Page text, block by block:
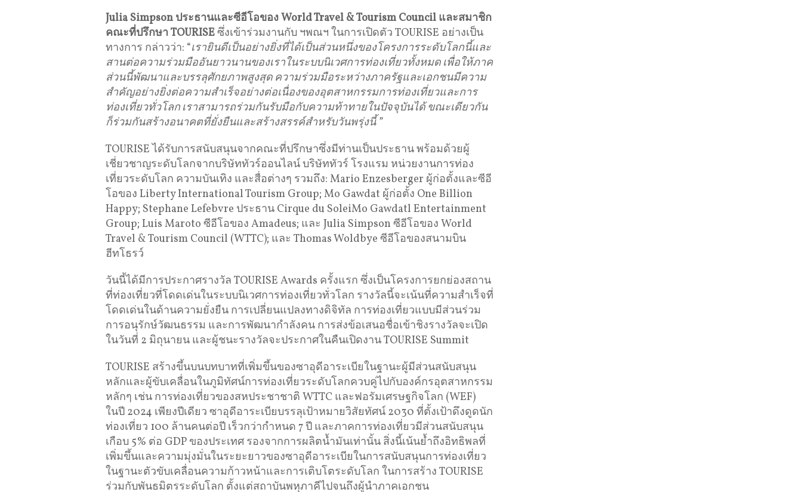
Julia Simpson ประธานและซีอีโอของ World Travel & Tourism Council และสมาชิก
คณะที่ปรึกษา TOURISEซึ่งเข้าร่วมงานกับ ฯพณฯ ในการเปิดตัว TOURISE อย่างเป็น
ทางการ กล่าวว่า: “เรายินดีเป็นอย่างยิ่งที่ได้เป็นส่วนหนึ่งของโครงการระดับโลกนี้และ
สานต่อความร่วมมืออันยาวนานของเราในระบบนิเวศการท่องเที่ยวทั้งหมด เพื่อให้ภาค
ส่วนนี้พัฒนาและบรรลุศักยภาพสูงสุด ความร่วมมือระหว่างภาครัฐและเอกชนมีความ
สำคัญอย่างยิ่งต่อความสำเร็จอย่างต่อเนื่องของอุตสาหกรรมการท่องเที่ยวและการ
ท่องเที่ยวทั่วโลก เราสามารถร่วมกันรับมือกับความท้าทายในปัจจุบันได้ ขณะเดียวกัน
ก็ร่วมกันสร้างอนาคตที่ยั่งยืนและสร้างสรรค์สำหรับวันพรุ่งนี้ ”
TOURISE ได้รับการสนับสนุนจากคณะที่ปรึกษาซึ่งมีท่านเป็นประธาน พร้อมด้วยผู้
เชี่ยวชาญระดับโลกจากบริษัททัวร์ออนไลน์ บริษัททัวร์ โรงแรม หน่วยงานการท่อง
เที่ยวระดับโลก ความบันเทิง และสื่อต่างๆ รวมถึง: Mario Enzesberger ผู้ก่อตั้งและซีอี
โอของ Liberty International Tourism Group; Mo Gawdat ผู้ก่อตั้ง One Billion
Happy; Stephane Lefebvre ประธาน Cirque du SoleiMo Gawdatl Entertainment
Group; Luis Maroto ซีอีโอของ Amadeus; และ Julia Simpson ซีอีโอของ World
Travel & Tourism Council (WTTC); และ Thomas Woldbye ซีอีโอของสนามบิน
ฮีทโธรว์
วันนี้ได้มีการประกาศรางวัล TOURISE Awards ครั้งแรก ซึ่งเป็นโครงการยกย่องสถาน
ที่ท่องเที่ยวที่โดดเด่นในระบบนิเวศการท่องเที่ยวทั่วโลก รางวัลนี้จะเน้นที่ความสำเร็จที่
โดดเด่นในด้านความยั่งยืน การเปลี่ยนแปลงทางดิจิทัล การท่องเที่ยวแบบมีส่วนร่วม
การอนุรักษ์วัฒนธรรม และการพัฒนากำลังคน การส่งข้อเสนอชื่อเข้าชิงรางวัลจะเปิด
ในวันที่ 2 มิถุนายน และผู้ชนะรางวัลจะประกาศในคืนเปิดงาน TOURISE Summit
TOURISE สร้างขึ้นบนบทบาทที่เพิ่มขึ้นของซาอุดีอาระเบียในฐานะผู้มีส่วนสนับสนุน
หลักและผู้ขับเคลื่อนในภูมิทัศน์การท่องเที่ยวระดับโลกควบคู่ไปกับองค์กรอุตสาหกรรม
หลักๆ เช่น การท่องเที่ยวของสหประชาชาติ WTTC และฟอรัมเศรษฐกิจโลก (WEF)
ในปี 2024 เพียงปีเดียว ซาอุดีอาระเบียบรรลุเป้าหมายวิสัยทัศน์ 2030 ที่ตั้งเป้าดึงดูดนัก
ท่องเที่ยว 100 ล้านคนต่อปี เร็วกว่ากำหนด 7 ปี และภาคการท่องเที่ยวมีส่วนสนับสนุน
เกือบ 5% ต่อ GDP ของประเทศ รองจากการผลิตน้ำมันเท่านั้น สิ่งนี้เน้นย้ำถึงอิทธิพลที่
เพิ่มขึ้นและความมุ่งมั่นในระยะยาวของซาอุดีอาระเบียในการสนับสนุนการท่องเที่ยว
ในฐานะตัวขับเคลื่อนความก้าวหน้าและการเติบโตระดับโลก ในการสร้าง TOURISE
ร่วมกับพันธมิตรระดับโลก ตั้งแต่สถาบันพหุภาคีไปจนถึงผู้นำภาคเอกชน